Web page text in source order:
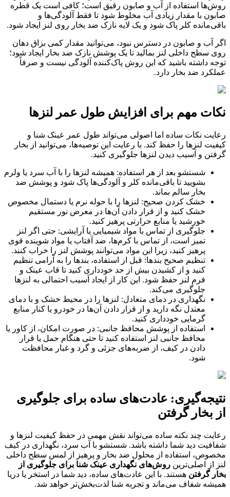
روش‌ها استفاده از آب و صابون رقیق است؛ کافی است یک قطره
صابون با مقدار زیادی آب مخلوط شود تا فقط آلودگی‌ها و
باقی‌مانده کلر پاک شود و یک لایه نازک ضد بخار روی لنز ایجاد شود.
اگر آب و صابون در دسترس نبود، می‌توانید مقدار کمی بزاق دهان
روی سطح داخلی لنز بمالید تا یک پوشش نازک ضد بخار ایجاد شود؛
توجه داشته باشید که این روش پاک‌کننده آلودگی نیست و صرفاً
عملکرد ضد بخار دارد.
نکات مهم برای افزایش طول عمر لنزها
رعایت نکات ساده اما اصولی می‌تواند طول عمر عینک شنا و
کیفیت لنزها را حفظ کند. با رعایت این توصیه‌ها، می‌توانید از بخار
گرفتن و آسیب دیدن لنزها جلوگیری کنید.
شستشو بعد از هر استفاده: همیشه لنزها را با آب سرد یا ولرم
بشویید تا باقی‌مانده کلر و آلودگی‌ها پاک شود و پوشش ضد
بخار سالم بماند.
خشک کردن صحیح: لنزها را با حوله نرم یا دستمال مخصوص
خشک کنید و از قرار دادن آن‌ها در معرض نور مستقیم
خورشید یا منابع حرارتی پرهیز کنید.
جلوگیری از تماس با مواد شیمیایی یا آرایشی: حتی اگر لنز
تمیز است، از تماس با کرم‌ها، ضد آفتاب یا مواد شوینده قوی
پرهیز کنید، زیرا این مواد می‌توانند پوشش لنز را خراب کنند.
تنظیم صحیح بندها: قبل از استفاده، بندها را به آرامی تنظیم
کنید و از کشیدن بیش از حد خودداری کنید تا قاب عینک و
فرم لنز حفظ شود. این کار از ایجاد آسیب احتمالی به لنزها
جلوگیری می‌کند.
نگهداری در دمای متعادل: لنزها را در محیط خشک و با دمای
معتدل نگه دارید و از قرار دادن آن‌ها در خودرو یا کنار منابع
گرمایی خودداری کنید.
استفاده از پوشش محافظ جانبی: در صورت امکان، از کاور یا
محافظ جانبی لنز استفاده کنید تا حتی هنگام حمل یا قرار
دادن در کیف، از ضربه‌های جزئی و گرد و غبار محافظت
شود.
نتیجه‌گیری: عادت‌های ساده برای جلوگیری
از بخار گرفتن
رعایت چند نکته ساده می‌تواند نقش مهمی در حفظ کیفیت لنزها و
شفافیت دید شما داشته باشد. شستشو با آب سرد، نگهداری در کیف
مخصوص، استفاده از محلول ضد بخار و پرهیز از لمس سطح داخلی
لنز از اصلی‌ترین روش‌های نگهداری عینک شنا برای جلوگیری از
بخار گرفتن هستند. با این عادت‌های ساده، دید شما در استخر یا دریا
همیشه شفاف می‌ماند و تجربه شنا لذت‌بخش‌تر خواهد شد.